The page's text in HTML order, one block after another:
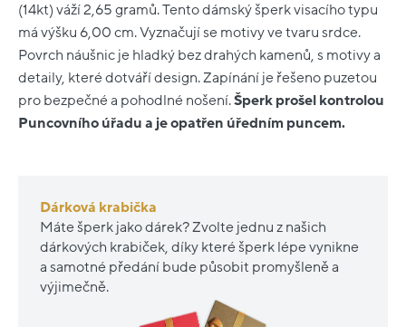
(14kt) váží 2,65 gramů. Tento dámský šperk visacího typu
má výšku 6,00 cm. Vyznačují se motivy ve tvaru srdce.
Povrch náušnic je hladký bez drahých kamenů, s motivy a
detaily, které dotváří design. Zapínání je řešeno puzetou
pro bezpečné a pohodlné nošení.Šperk prošel kontrolou
Puncovního úřadu a je opatřen úředním puncem.
Dárková krabička
Máte šperk jako dárek? Zvolte jednu z našich
dárkových krabiček, díky které šperk lépe vynikne
a samotné předání bude působit promyšleně a
výjimečně.